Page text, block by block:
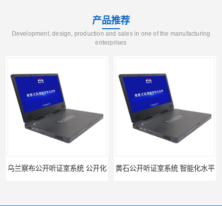
产品推荐
Development, design, production and sales in one of the manufacturing
enterprises
乌兰察布公开听证室系统 公开化 黄石公开听证室系统 智能化水平